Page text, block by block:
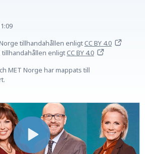
tillhandahållen enligtCC BY 4.0
enligtCC BY 4.0
MET Norge har mappats till